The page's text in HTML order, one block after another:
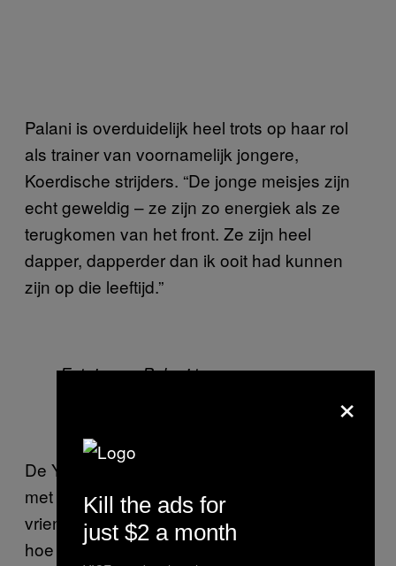
Palani is overduidelijk heel trots op haar rol
als trainer van voornamelijk jongere,
Koerdische strijders. “De jonge meisjes zijn
echt geweldig – ze zijn zo energiek als ze
terugkomen van het front. Ze zijn heel
dapper, dapperder dan ik ooit had kunnen
zijn op die leeftijd.”
Foto’s van Palani toen ze nog aan
De YPG heeft ook Yazidi-families geholpen
met het wegsmokkelen van familie en
vrienden, weg uit IS-gebied. Palani beschreef
hoe ze gedetailleerde correspondentie
×
Kill the ads for
just $2 a month